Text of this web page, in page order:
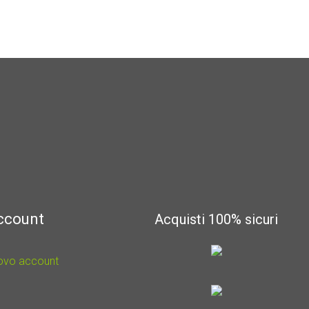
account
Acquisti 100% sicuri